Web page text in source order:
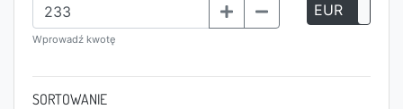
Wprowadź kwotę
EUR
SORTOWANIE